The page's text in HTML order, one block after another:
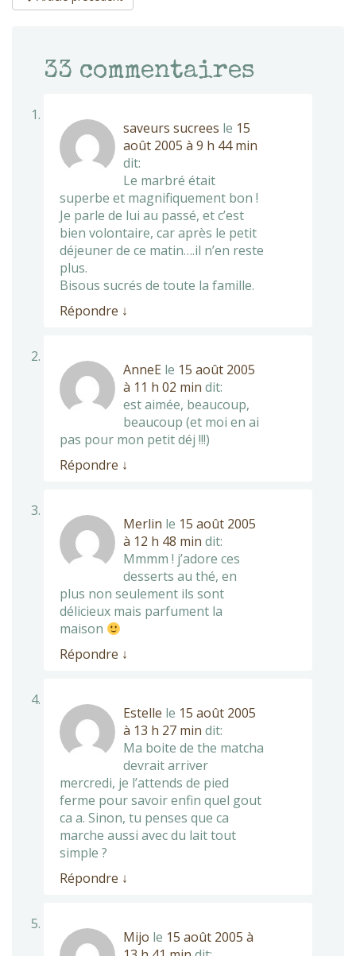
33 commentaires
saveurs sucrees le 15
août 2005 à 9 h 44 min
dit:
Le marbré était
superbe et magnifiquement bon !
Je parle de lui au passé, et c’est
bien volontaire, car après le petit
déjeuner de ce matin….il n’en reste
plus.
Bisous sucrés de toute la famille.
Répondre ↓
AnneE le 15 août 2005
à 11 h 02 min dit:
est aimée, beaucoup,
beaucoup (et moi en ai
pas pour mon petit déj !!!)
Répondre ↓
Merlin le 15 août 2005
à 12 h 48 min dit:
Mmmm ! j’adore ces
desserts au thé, en
plus non seulement ils sont
délicieux mais parfument la
maison
Répondre ↓
Estelle le 15 août 2005
à 13 h 27 min dit:
Ma boite de the matcha
devrait arriver
mercredi, je l’attends de pied
ferme pour savoir enfin quel gout
ca a. Sinon, tu penses que ca
marche aussi avec du lait tout
simple ?
Répondre ↓
Mijo le 15 août 2005 à